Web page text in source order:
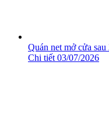
Quán net mở cửa
Chi tiết 03/07/2026